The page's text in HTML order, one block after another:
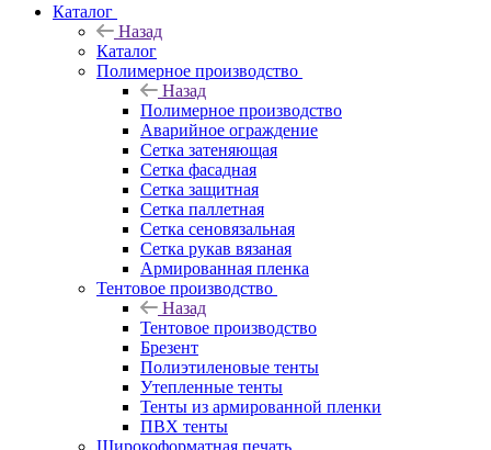
Каталог
Назад
Каталог
Полимерное производство
Назад
Полимерное производство
Аварийное ограждение
Сетка затеняющая
Сетка фасадная
Сетка защитная
Сетка паллетная
Сетка сеновязальная
Сетка рукав вязаная
Армированная пленка
Тентовое производство
Назад
Тентовое производство
Брезент
Полиэтиленовые тенты
Утепленные тенты
Тенты из армированной пленки
ПВХ тенты
Широкоформатная печать